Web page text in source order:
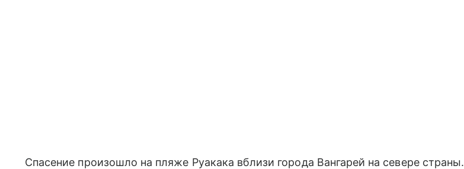
Спасение произошло на пляже Руакака вблизи города Вангарей на севере страны.